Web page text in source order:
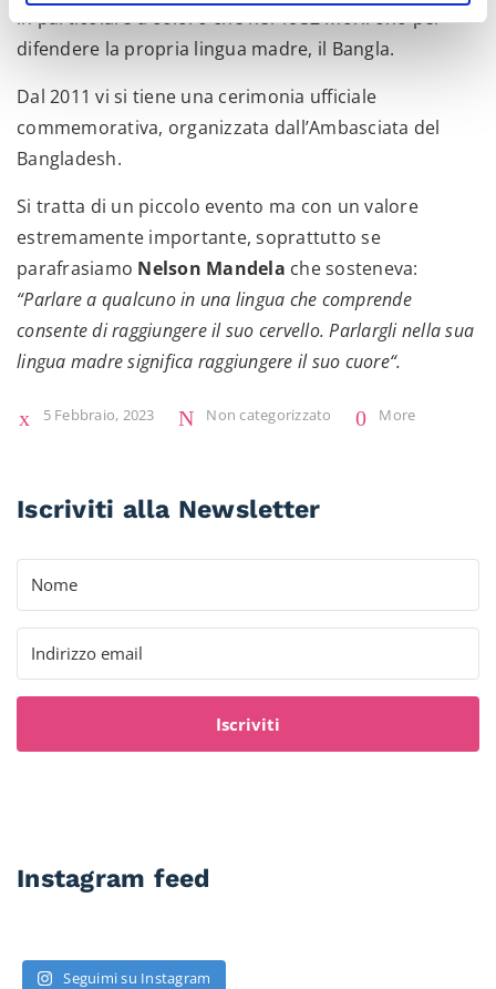
in particolare a coloro che nel 1952 morirono per
difendere la propria lingua madre, il Bangla.
Dal 2011 vi si tiene una cerimonia ufficiale
commemorativa, organizzata dall’Ambasciata del
Bangladesh.
Si tratta di un piccolo evento ma con un valore
estremamente importante, soprattutto se
parafrasiamo Nelson Mandela che sosteneva:
“Parlare a qualcuno in una lingua che comprende
consente di raggiungere il suo cervello. Parlargli nella sua
lingua madre significa raggiungere il suo cuore“.
5 Febbraio, 2023 Non categorizzato More
Iscriviti alla Newsletter
Iscriviti
Instagram feed
Seguimi su Instagram